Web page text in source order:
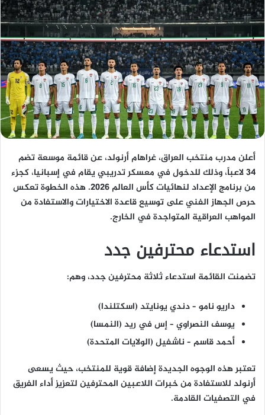
أعلن مدرب منتخب العراق، غراهام أرنولد، عن قائمة موسعة تضم
34 لاعباً، وذلك للدخول في معسكر تدريبي يقام في إسبانيا، كجزء
من برنامج الإعداد لنهائيات كأس العالم 2026. هذه الخطوة تعكس
حرص الجهاز الفني على توسيع قاعدة الاختيارات والاستفادة من
المواهب العراقية المتواجدة في الخارج.
استدعاء محترفين جدد
تضمنت القائمة استدعاء ثلاثة محترفين جدد، وهم:
داريو نامو – دندي يونايتد (اسكتلندا)
يوسف النصراوي – إس في ريد (النمسا)
أحمد قاسم – ناشفيل (الولايات المتحدة)
تعتبر هذه الوجوه الجديدة إضافة قوية للمنتخب، حيث يسعى
أرنولد للاستفادة من خبرات اللاعبين المحترفين لتعزيز أداء الفريق
في التصفيات القادمة.